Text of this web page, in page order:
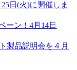
日(火)に開催しま
ーン！4月14日
製品説明会を４月